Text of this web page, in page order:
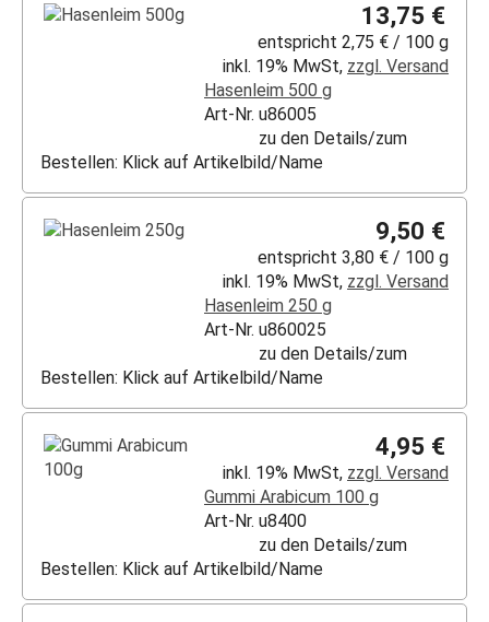
13,75 €
entspricht 2,75 € / 100 g
inkl. 19% MwSt, zzgl. Versand
Hasenleim 500 g
Art-Nr. u86005
zu den Details/zum
Bestellen: Klick auf Artikelbild/Name
9,50 €
entspricht 3,80 € / 100 g
inkl. 19% MwSt, zzgl. Versand
Hasenleim 250 g
Art-Nr. u860025
zu den Details/zum
Bestellen: Klick auf Artikelbild/Name
4,95 €
inkl. 19% MwSt, zzgl. Versand
Gummi Arabicum 100 g
Art-Nr. u8400
zu den Details/zum
Bestellen: Klick auf Artikelbild/Name